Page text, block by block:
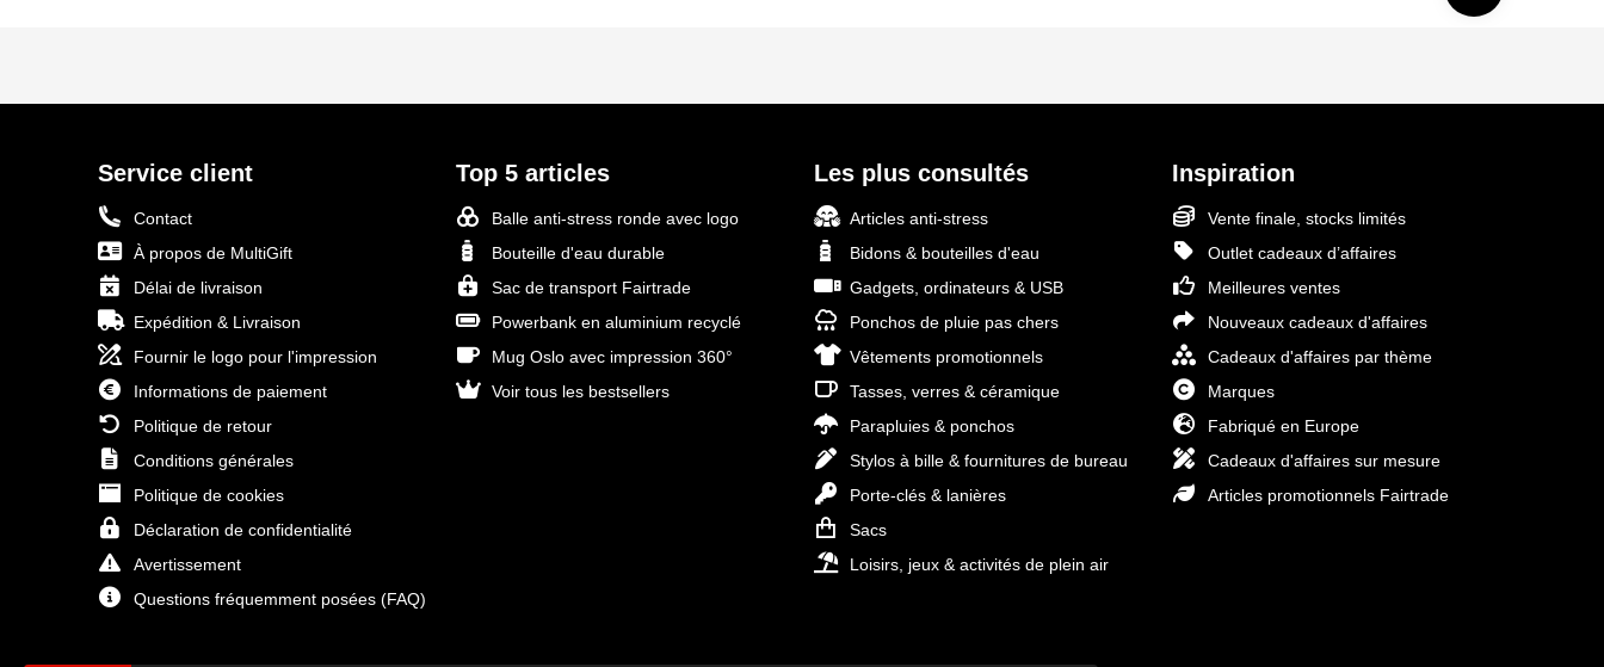
Service client
Contact
À propos de MultiGift
Délai de livraison
Expédition & Livraison
Fournir le logo pour l'impression
Informations de paiement
Politique de retour
Conditions générales
Politique de cookies
Déclaration de confidentialité
Avertissement
Questions fréquemment posées (FAQ)
Top 5 articles
Balle anti-stress ronde avec logo
Bouteille d'eau durable
Sac de transport Fairtrade
Powerbank en aluminium recyclé
Mug Oslo avec impression 360°
Voir tous les bestsellers
Les plus consultés
Articles anti-stress
Bidons & bouteilles d'eau
Gadgets, ordinateurs & USB
Ponchos de pluie pas chers
Vêtements promotionnels
Tasses, verres & céramique
Parapluies & ponchos
Stylos à bille & fournitures de bureau
Porte-clés & lanières
Sacs
Loisirs, jeux & activités de plein air
Inspiration
Vente finale, stocks limités
Outlet cadeaux d’affaires
Meilleures ventes
Nouveaux cadeaux d'affaires
Cadeaux d'affaires par thème
Marques
Fabriqué en Europe
Cadeaux d'affaires sur mesure
Articles promotionnels Fairtrade